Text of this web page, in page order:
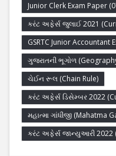
Junior Clerk Exam Paper
કરંટ અફેર્સ જુલાઈ 2021
GSRTC Junior Accountant
ગુજરાતની ભૂગોળ
ચેઈન રૂલ (Chain Rule)
કરંટ અફેર્સ ડિસેમ્બર 2022
મહાત્મા ગાંધીજી (Mahatma
કરંટ અફેર્સ જાન્યુઆરી 2022